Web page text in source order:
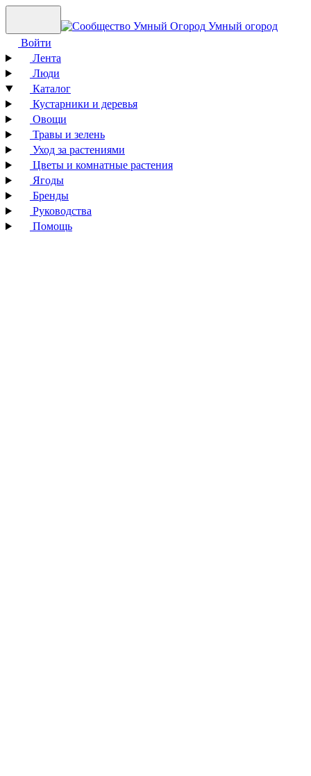
Умный огород
Войти
Лента
Люди
Каталог
Кустарники и деревья
Овощи
Травы и зелень
Уход за растениями
Цветы и комнатные растения
Ягоды
Бренды
Руководства
Помощь